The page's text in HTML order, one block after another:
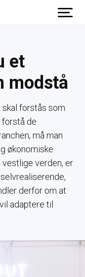
et
modstå
forstås som
forstå de
må man
økonomiske
vestlige verden, er
derfor om at
adaptere til